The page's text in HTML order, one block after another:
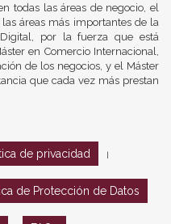
todas las áreas de negocio, el
áreas más importantes de la
por la fuerza que está
en Comercio Internacional,
de los negocios, y el Máster
que cada vez más prestan
de privacidad
de Protección de Datos